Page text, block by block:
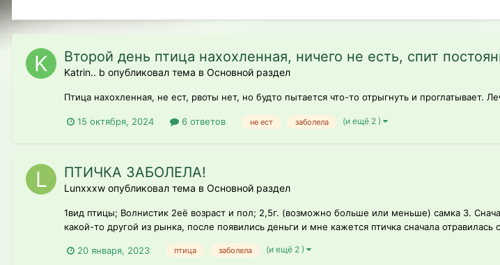
Второй день птица нахохленная, ничего не есть, спит
Katrin.. b опубликовал тема в Основной раздел
Птица нахохленная, не ест, рвоты нет, но будто пытается что-то отрыгнуть и
15 октября, 2024 6 ответов не ест заболела (и ещё 2 )
ПТИЧКА ЗАБОЛЕЛА!
Lunxxxw опубликовал тема в Основной раздел
1вид птицы; Волнистик 2её возраст и пол; 2,5г. (возможно больше или меньше) самка 3.
какой-то другой из рынка, после появились деньги и мне кажется птичка сначала
20 января, 2023 птица заболела (и ещё 2 )